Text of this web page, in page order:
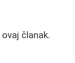
članak.